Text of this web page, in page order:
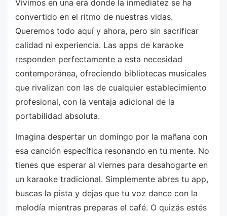
Vivimos en una era donde la inmediatez se ha
convertido en el ritmo de nuestras vidas.
Queremos todo aquí y ahora, pero sin sacrificar
calidad ni experiencia. Las apps de karaoke
responden perfectamente a esta necesidad
contemporánea, ofreciendo bibliotecas musicales
que rivalizan con las de cualquier establecimiento
profesional, con la ventaja adicional de la
portabilidad absoluta.
Imagina despertar un domingo por la mañana con
esa canción específica resonando en tu mente. No
tienes que esperar al viernes para desahogarte en
un karaoke tradicional. Simplemente abres tu app,
buscas la pista y dejas que tu voz dance con la
melodía mientras preparas el café. O quizás estés